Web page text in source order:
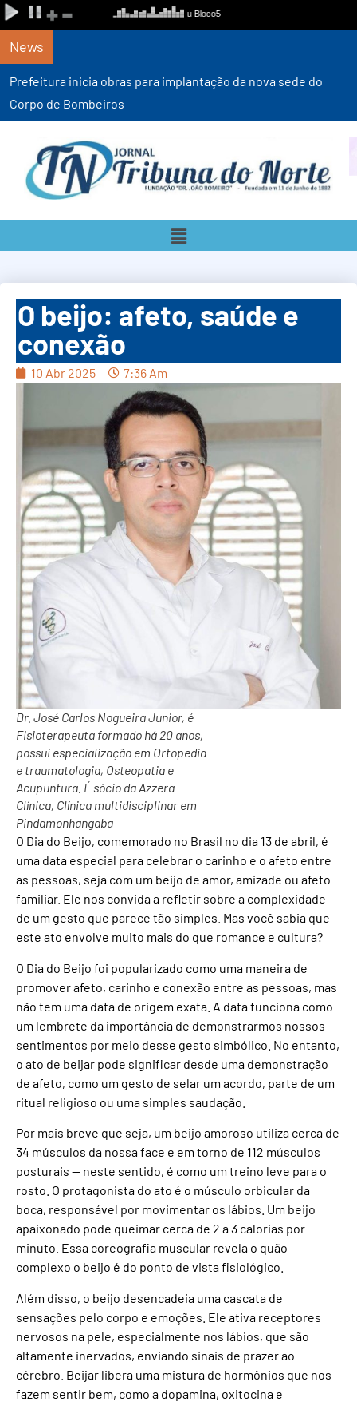
News
Prefeitura inicia obras para implantação da nova sede do
Corpo de Bombeiros
O beijo: afeto, saúde e
conexão
10 Abr 2025 7:36 Am
Dr. José Carlos Nogueira Junior, é
Fisioterapeuta formado há 20 anos,
possui especialização em Ortopedia
e traumatologia, Osteopatia e
Acupuntura. É sócio da Azzera
Clínica, Clínica multidisciplinar em
Pindamonhangaba
O Dia do Beijo, comemorado no Brasil no dia 13 de abril, é
uma data especial para celebrar o carinho e o afeto entre
as pessoas, seja com um beijo de amor, amizade ou afeto
familiar. Ele nos convida a refletir sobre a complexidade
de um gesto que parece tão simples. Mas você sabia que
este ato envolve muito mais do que romance e cultura?
O Dia do Beijo foi popularizado como uma maneira de
promover afeto, carinho e conexão entre as pessoas, mas
não tem uma data de origem exata. A data funciona como
um lembrete da importância de demonstrarmos nossos
sentimentos por meio desse gesto simbólico. No entanto,
o ato de beijar pode significar desde uma demonstração
de afeto, como um gesto de selar um acordo, parte de um
ritual religioso ou uma simples saudação.
Por mais breve que seja, um beijo amoroso utiliza cerca de
34 músculos da nossa face e em torno de 112 músculos
posturais — neste sentido, é como um treino leve para o
rosto. O protagonista do ato é o músculo orbicular da
boca, responsável por movimentar os lábios. Um beijo
apaixonado pode queimar cerca de 2 a 3 calorias por
minuto. Essa coreografia muscular revela o quão
complexo o beijo é do ponto de vista fisiológico.
Além disso, o beijo desencadeia uma cascata de
sensações pelo corpo e emoções. Ele ativa receptores
nervosos na pele, especialmente nos lábios, que são
altamente inervados, enviando sinais de prazer ao
cérebro. Beijar libera uma mistura de hormônios que nos
fazem sentir bem, como a dopamina, oxitocina e